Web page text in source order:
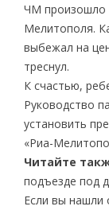
ЧМ произошло
Мелитополя.
выбежал на
треснул.
К счастью,
Руководство
установить
«Риа-
Читайте
подъезде под
Если вы нашли